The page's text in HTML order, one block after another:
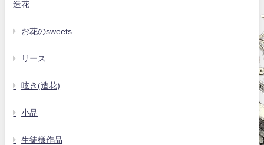
造花
お花のsweets
リース
呟き(造花)
小品
生徒様作品